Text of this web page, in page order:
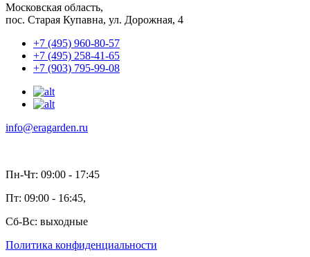
Московская область,
пос. Старая Купавна, ул. Дорожная, 4
+7 (495) 960-80-57
+7 (495) 258-41-65
+7 (903) 795-99-08
info@eragarden.ru
Пн-Чт: 09:00 - 17:45
Пт: 09:00 - 16:45,
Сб-Вс: выходные
Политика конфиденциальности